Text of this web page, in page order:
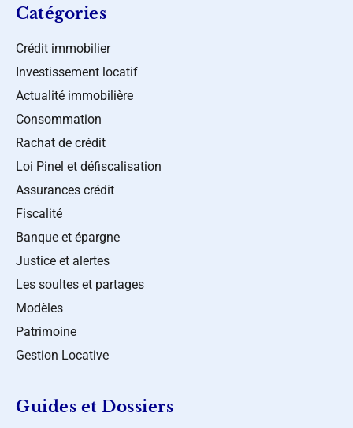
Catégories
Crédit immobilier
Investissement locatif
Actualité immobilière
Consommation
Rachat de crédit
Loi Pinel et défiscalisation
Assurances crédit
Fiscalité
Banque et épargne
Justice et alertes
Les soultes et partages
Modèles
Patrimoine
Gestion Locative
Guides et Dossiers